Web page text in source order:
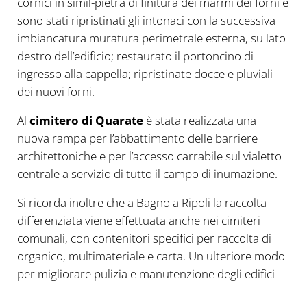
sono stati ripristinati gli intonaci con la successiva
imbiancatura muratura perimetrale esterna, su lato
destro dell’edificio; restaurato il portoncino di
ingresso alla cappella; ripristinate docce e pluviali
dei nuovi forni.
Al cimitero di Quarateè stata realizzata una
nuova rampa per l’abbattimento delle barriere
architettoniche e per l’accesso carrabile sul vialetto
centrale a servizio di tutto il campo di inumazione.
Si ricorda inoltre che a Bagno a Ripoli la raccolta
differenziata viene effettuata anche nei cimiteri
comunali, con contenitori specifici per raccolta di
organico, multimateriale e carta. Un ulteriore modo
per migliorare pulizia e manutenzione degli edifici